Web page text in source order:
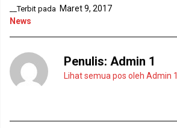
__Terbit pada Maret 9, 2017
News
Penulis: Admin 1
Lihat semua pos oleh Admin 1